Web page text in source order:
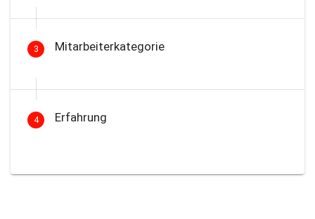
3 Mitarbeiterkategorie
4 Erfahrung